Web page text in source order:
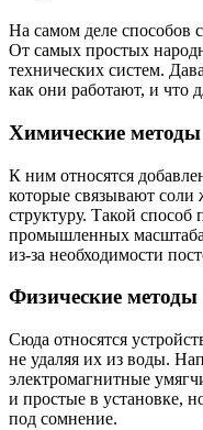
На самом деле способов
От самых простых
технических систем.
как они работают, и что
Химические методы
К ним относятся
которые связывают соли
структуру. Такой
промышленных
из-за необходимости
Физические методы
Сюда относятся
не удаляя их из воды.
электромагнитные
и простые в установке,
под сомнение.